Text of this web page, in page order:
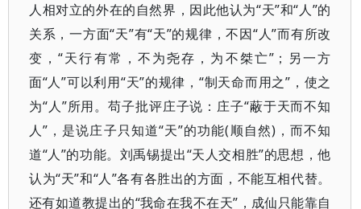
人相对立的外在的自然界，因此他认为“天”和“人”的
关系，一方面“天”有“天”的规律，不因“人”而有所改
变，“天行有常，不为尧存，为不桀亡”；另一方
面“人”可以利用“天”的规律，“制天命而用之”，使之
为“人”所用。苟子批评庄子说：庄子“蔽于天而不知
人”，是说庄子只知道“天”的功能(顺自然)，而不知
道“人”的功能。刘禹锡提出“天人交相胜”的思想，他
认为“天”和“人”各有各胜出的方面，不能互相代替。
还有如道教提出的“我命在我不在天”，成仙只能靠自